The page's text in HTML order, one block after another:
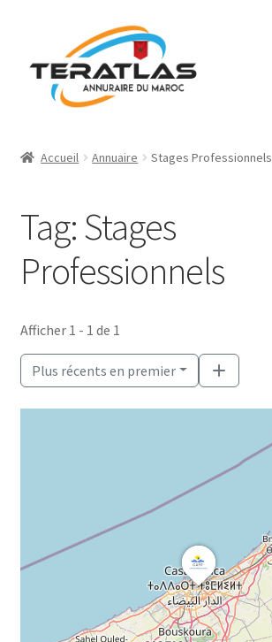
navigation
contenu
Annuaire
Régions et villes
Mon compte
Accueil Annuaire Stages Professionnels
Tag: Stages
Professionnels
Afficher 1 - 1 de 1
Plus récents en premier